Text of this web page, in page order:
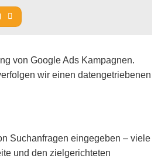
von Google Ads Kampagnen.
wir einen datengetriebenen
Suchanfragen eingegeben – viele
und den zielgerichteten